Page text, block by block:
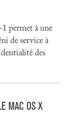
permet à une
de service à
des
MAC OS X